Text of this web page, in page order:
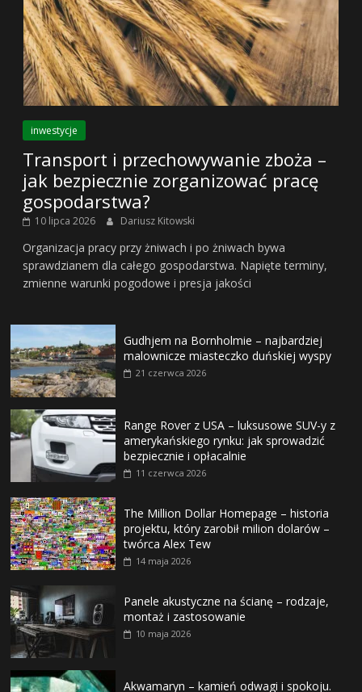
inwestycje
Transport i przechowywanie zboża –
jak bezpiecznie zorganizować pracę
gospodarstwa?
10 lipca 2026 Dariusz Kitowski
Organizacja pracy przy żniwach i po żniwach bywa
sprawdzianem dla całego gospodarstwa. Napięte terminy,
zmienne warunki pogodowe i presja jakości
Gudhjem na Bornholmie – najbardziej
malownicze miasteczko duńskiej wyspy
21 czerwca 2026
Range Rover z USA – luksusowe SUV-y z
amerykańskiego rynku: jak sprowadzić
bezpiecznie i opłacalnie
11 czerwca 2026
The Million Dollar Homepage – historia
projektu, który zarobił milion dolarów –
twórca Alex Tew
14 maja 2026
Panele akustyczne na ścianę – rodzaje,
montaż i zastosowanie
10 maja 2026
Akwamaryn – kamień odwagi i spokoju.